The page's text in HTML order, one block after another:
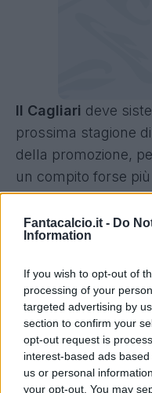
Fantacalcio.it - Do
Information
If you wish to opt-out of
processing of your
targeted advertising by
section to confirm your
opt-out request is
interest-based ads
us or personal
your opt-out. You may
Il Cagliari deve
prossima stagione
della promozione,
un compito forse
costruzione di una
categoria.
Il primo nome per
quello diManolo
restare a Genova
Serie B. Per
della Samp sia